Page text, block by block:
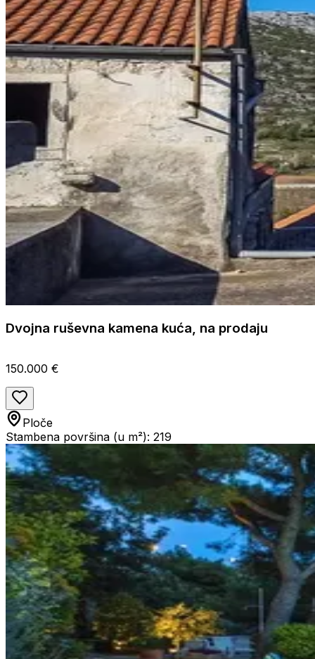
Dvojna ruševna kamena kuća, na prodaju
150.000 €
Ploče
Stambena površina (u m²): 219